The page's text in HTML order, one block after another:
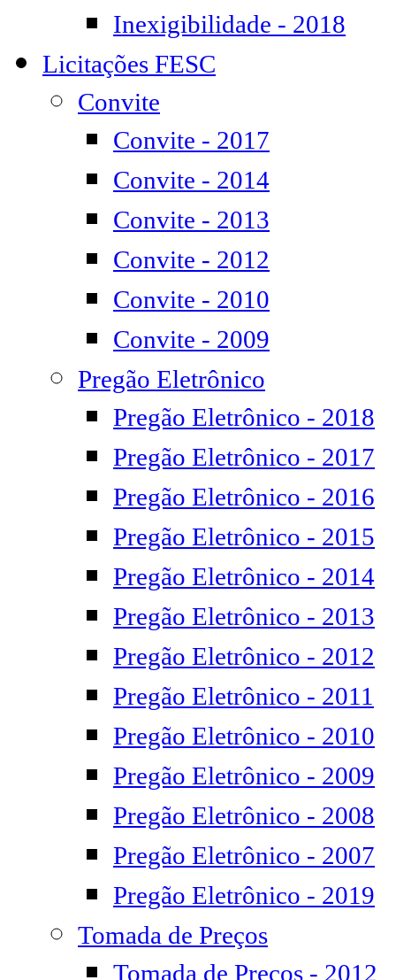
Inexigibilidade - 2018
Licitações FESC
Convite
Convite - 2017
Convite - 2014
Convite - 2013
Convite - 2012
Convite - 2010
Convite - 2009
Pregão Eletrônico
Pregão Eletrônico - 2018
Pregão Eletrônico - 2017
Pregão Eletrônico - 2016
Pregão Eletrônico - 2015
Pregão Eletrônico - 2014
Pregão Eletrônico - 2013
Pregão Eletrônico - 2012
Pregão Eletrônico - 2011
Pregão Eletrônico - 2010
Pregão Eletrônico - 2009
Pregão Eletrônico - 2008
Pregão Eletrônico - 2007
Pregão Eletrônico - 2019
Tomada de Preços
Tomada de Preços - 2012